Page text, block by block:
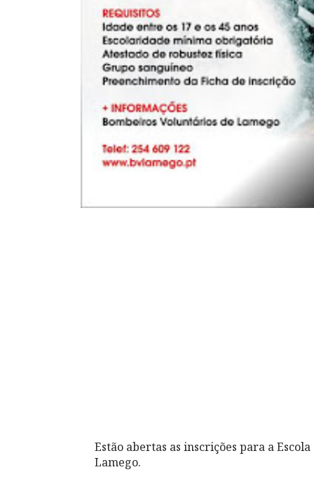
Estão abertas as inscrições para a
Lamego.